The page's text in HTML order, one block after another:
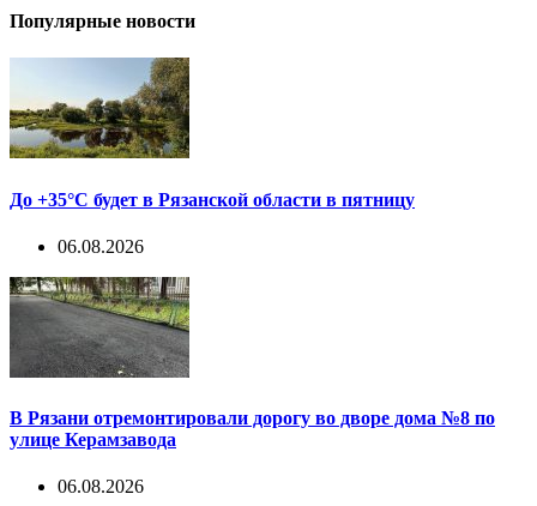
Популярные новости
До +35°С будет в Рязанской области в пятницу
06.08.2026
В Рязани отремонтировали дорогу во дворе дома №8 по
улице Керамзавода
06.08.2026